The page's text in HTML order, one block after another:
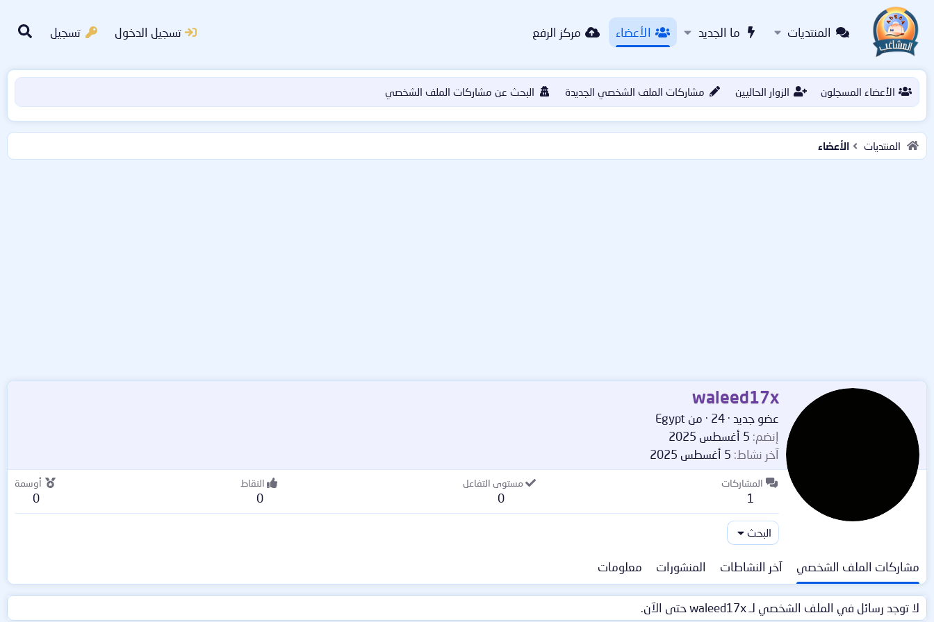
المنتديات ما الجديد الأعضاء مركز الرفع تسجيل الدخول تسجيل
الأعضاء المسجلون الزوار الحاليين مشاركات الملف الشخصي الجديدة البحث عن مشاركات الملف الشخصي
المنتديات الأعضاء
waleed17x
عضو جديد ·
· من Egypt
إنضم 5 أغسطس 2025
آخر نشاط 5 أغسطس 2025
المشاركات
1
مستوى التفاعل
0
النقاط
0
أوسمة
0
البحث
مشاركات الملف الشخصي آخر النشاطات المنشورات معلومات
لا توجد رسائل في الملف الشخصي لـ waleed17x حتى الآن.